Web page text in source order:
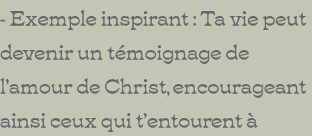
- Exemple inspirant : Ta vie peut
devenir un témoignage de
l’amour de Christ, encourageant
ainsi ceux qui t’entourent à